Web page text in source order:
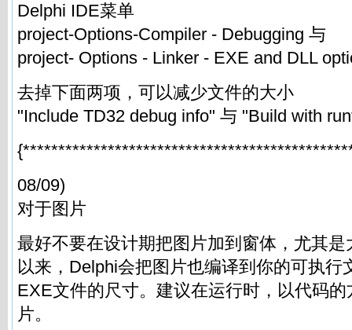
Delphi IDE菜单
project-Options-Compiler - Debugging 与
project- Options - Linker - EXE and DLL
去掉下面两项，可以减少文件的大小
"Include TD32 debug info" 与 "Build with
08/09)
对于图片
最好不要在设计期把图片加到窗体，尤其
以来，Delphi会把图片也编译到你的可执行
EXE文件的尺寸。建议在运行时，以代码
片。